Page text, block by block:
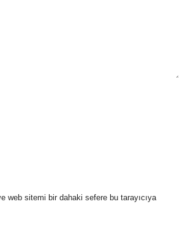
web sitemi bir dahaki sefere bu tarayıcıya